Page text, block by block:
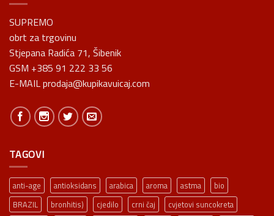
SUPREMO
obrt za trgovinu
Stjepana Radića 71, Šibenik
GSM +385 91 222 33 56
E-MAIL prodaja@kupikavuicaj.com
TAGOVI
anti-age antioksidans arabica aroma astma
bio
BRAZIL
bronhitis) cjedilo crni čaj
cvjetovi suncokreta